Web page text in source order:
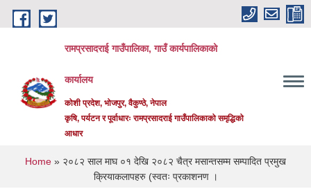
Skip to main content
रामप्रसादराई गाउँपालिका, गाउँ कार्यपालिकाको
कार्यालय
कोशी प्रदेश, भोजपुर, वैकुण्ठे, नेपाल
कृषि, पर्यटन र पूर्वाधारः रामप्रसादराई गाउँपालिकाको समृद्धिको
आधार
You are here
Home » २०८२ साल माघ ०१ देखि २०८२ चैत्र मसान्तसम्म सम्पादित प्रमुख
क्रियाकलापहरु (स्वतः प्रकाशनण ।